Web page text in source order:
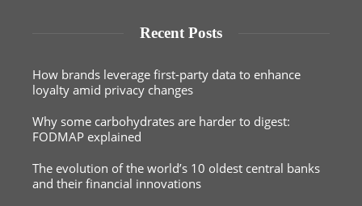
Recent Posts
How brands leverage first-party data to enhance
loyalty amid privacy changes
Why some carbohydrates are harder to digest:
FODMAP explained
The evolution of the world’s 10 oldest central banks
and their financial innovations